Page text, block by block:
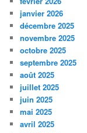
janvier 2026
décembre 2025
novembre 2025
octobre 2025
septembre 2025
août 2025
juillet 2025
juin 2025
mai 2025
avril 2025